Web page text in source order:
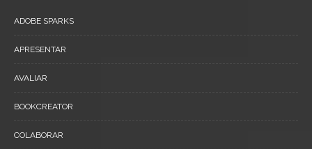
ADOBE SPARKS
APRESENTAR
AVALIAR
BOOKCREATOR
COLABORAR